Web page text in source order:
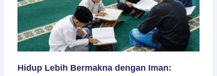
Hidup Lebih Bermakna dengan Iman: